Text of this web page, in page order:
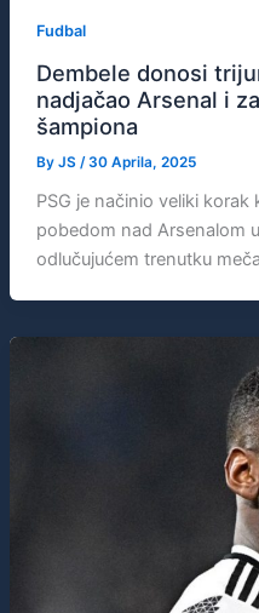
Fudbal
Dembele donosi
nadjačao Arsenal i
šampiona
By JS /30 Aprila, 2025
PSG je načinio veliki korak
pobedom nad Arsenalom
odlučujućem trenutku